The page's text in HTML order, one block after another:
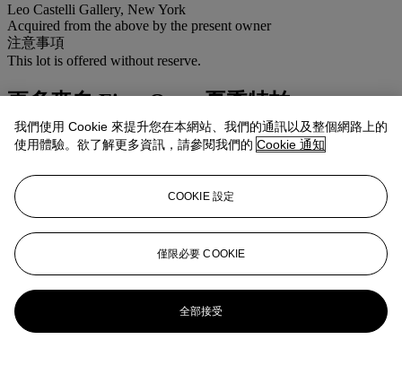
Leo Castelli Gallery, New York
Acquired from the above by the present owner
注意事項
This lot is offered without reserve.
更多來自First Open 夏季特拍
查看全部
我們使用 Cookie 來提升您在本網站、我們的通訊以及整個網路上的
使用體驗。欲了解更多資訊，請參閱我們的 Cookie 通知
COOKIE 設定
僅限必要 COOKIE
全部接受